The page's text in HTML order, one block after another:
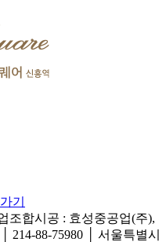
기
조합시공 : 효성중공업(주),
214-88-75980 │ 서울특별